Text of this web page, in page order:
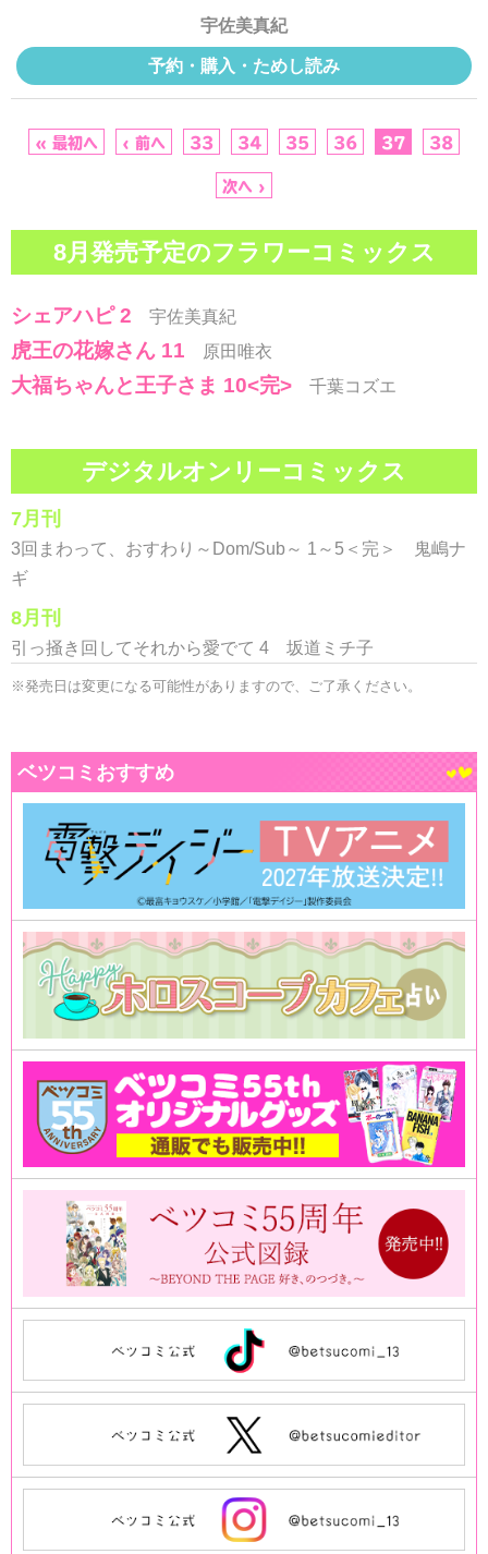
宇佐美真紀
予約・購入・ためし読み
« 最初へ ‹ 前へ 33 34 35 36 37 38
次へ ›
8月発売予定のフラワーコミックス
シェアハピ 2 宇佐美真紀
虎王の花嫁さん 11 原田唯衣
大福ちゃんと王子さま 10<完> 千葉コズエ
デジタルオンリーコミックス
7月刊
3回まわって、おすわり～Dom/Sub～ 1～5＜完＞ 鬼嶋ナ
ギ
8月刊
引っ掻き回してそれから愛でて 4 坂道ミチ子
※発売日は変更になる可能性がありますので、ご了承ください。
ベツコミおすすめ